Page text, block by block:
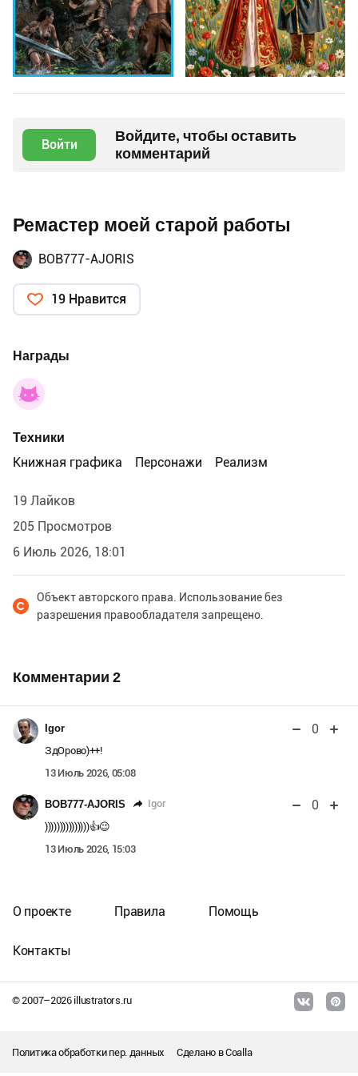
Войти
Войдите, чтобы оставить
комментарий
Ремастер моей старой работы
BOB777-AJORIS
19 Нравится
Награды
Техники
Книжная графика
Персонажи Реализм
19 Лайков
205 Просмотров
6 Июль 2026, 18:01
Объект авторского права. Использование без
разрешения правообладателя запрещено.
Комментарии 2
Igor 0
ЗдОрово)++!
13 Июль 2026, 05:08
BOB777-AJORIS Igor 0
)))))))))))))))👍😉
13 Июль 2026, 15:03
© 2007–2026illustrators.ru
О проекте Правила Помощь
Контакты
Политика обработки пер. данных Сделано вCoalla